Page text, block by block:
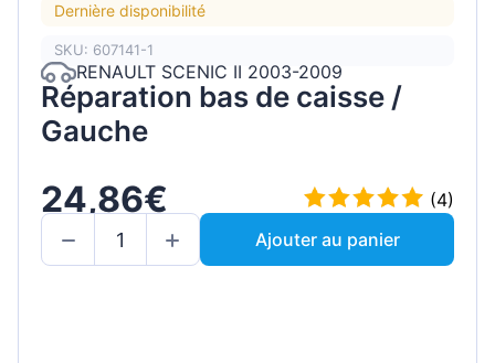
Dernière disponibilité
SKU: 607141-1
RENAULT SCENIC II 2003-2009
Réparation bas de caisse /
Gauche
24,86€
(4)
Ajouter au panier